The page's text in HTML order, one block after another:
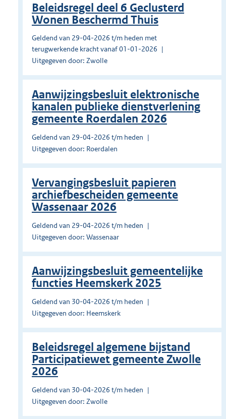
Beleidsregel deel 6 Geclusterd
Wonen Beschermd Thuis
Geldend van 29-04-2026 t/m heden met
terugwerkende kracht vanaf 01-01-2026
Uitgegeven door: Zwolle
Aanwijzingsbesluit elektronische
kanalen publieke dienstverlening
gemeente Roerdalen 2026
Geldend van 29-04-2026 t/m heden
Uitgegeven door: Roerdalen
Vervangingsbesluit papieren
archiefbescheiden gemeente
Wassenaar 2026
Geldend van 29-04-2026 t/m heden
Uitgegeven door: Wassenaar
Aanwijzingsbesluit gemeentelijke
functies Heemskerk 2025
Geldend van 30-04-2026 t/m heden
Uitgegeven door: Heemskerk
Beleidsregel algemene bijstand
Participatiewet gemeente Zwolle
2026
Geldend van 30-04-2026 t/m heden
Uitgegeven door: Zwolle